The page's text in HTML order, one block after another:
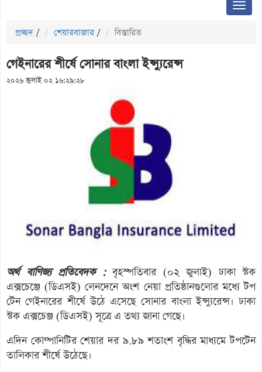
প্রচ্ছদ / শেয়ারবাজার / বিস্তারিত
গেইনারের শীর্ষে সোনার বাংলা ইন্স্যুরেন্স
২০২৬ জুলাই ০২ ১৬:২৯:২৮
অর্থ বাণিজ্য প্রতিবেদক :বৃহস্পতিবার (০২ জুলাই) ঢাকা স্টক
এক্সচেঞ্জে (ডিএসই) লেনদেনে অংশ নেয়া প্রতিষ্ঠানগুলোর মধ্যে টপ
টেন গেইনারের শীর্ষে উঠে এসেছে সোনার বাংলা ইন্স্যুরেন্স। ঢাকা
স্টক এক্সচেঞ্জ (ডিএসই) সূত্রে এ তথ্য জানা গেছে।
এদিন কোম্পানিটির শেয়ার দর ৯.৮৯ শতাংশ বৃদ্ধির মাধ্যমে টপটেন
তালিকার শীর্ষে উঠেছে।